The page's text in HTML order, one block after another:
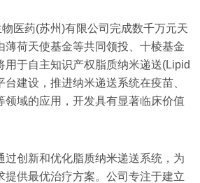
医药(苏州)有限公司完成数千万元天
薄荷天使基金等共同领投、十棱基金
用于自主知识产权脂质纳米递送(Lipid
建设，推进纳米递送系统在疫苗、
领域的应用，开发具有显著临床价值
过创新和优化脂质纳米递送系统，为
提供最优治疗方案。公司专注于建立